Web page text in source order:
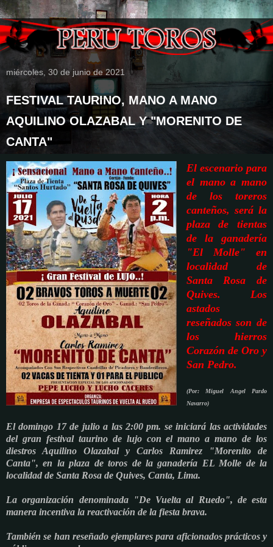
miércoles, 30 de junio de 2021
FESTIVAL TAURINO, MANO A MANO
AQUILINO OLAZABAL Y "MORENITO DE
CANTA"
El escenario para
el mano a mano
de los toreros
canteños, será la
plaza de tientas
de la ganadería
"El Molle" en
localidad de
Santa Rosa de
Quives. Los
astados
reseñados son de
los hierros
Corazón de Oro y
San Pedro.
(Por: Miguel Angel Pardo
Navarro)
El domingo 17 de julio a las 2:00 pm. se iniciará las actividades
del gran festival taurino de lujo con el mano a mano de los
diestros Aquilino Olazabal y Carlos Ramirez "Morenito de
Canta", en la plaza de toros de la ganadería EL Molle de la
localidad de Santa Rosa de Quives, Canta, Lima.
La organización denominada "De Vuelta al Ruedo", de esta
manera incentiva la reactivación de la fiesta brava.
También se han reseñado ejemplares para aficionados prácticos y